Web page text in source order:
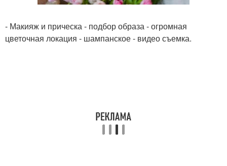
- Макияж и прическа - подбор образа - огромная
цветочная локация - шампанское - видео съемка.